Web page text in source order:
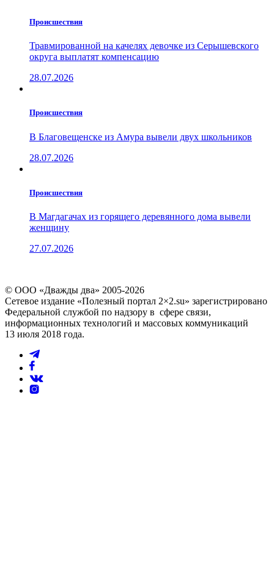
Проиcшествия
Травмированной на качелях девочке из Серышевского
округа выплатят компенсацию
28.07.2026
Проиcшествия
В Благовещенске из Амура вывели двух школьников
28.07.2026
Проиcшествия
В Магдагачах из горящего деревянного дома вывели
женщину
27.07.2026
© ООО «Дважды два» 2005-2026
Сетевое издание «Полезный портал 2×2.su» зарегистрировано
Федеральной службой по надзору в сфере связи,
информационных технологий и массовых коммуникаций
13 июля 2018 года.